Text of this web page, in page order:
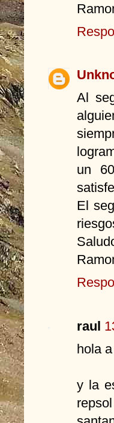
Al
un
El
raul
hola
y la